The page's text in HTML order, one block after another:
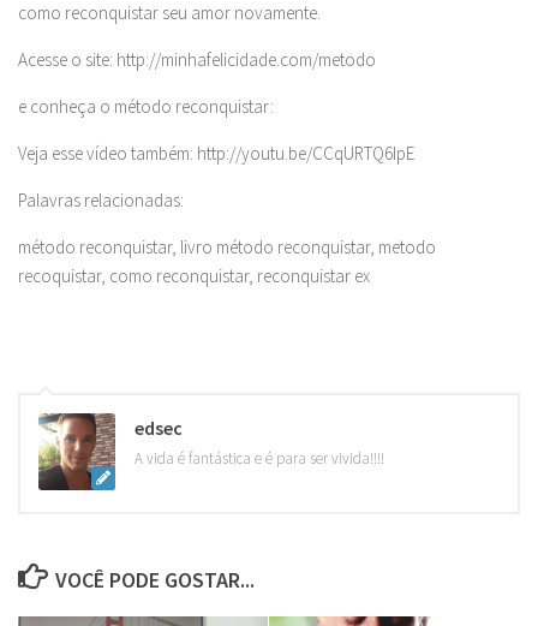
como reconquistar seu amor novamente.
Acesse o site: http://minhafelicidade.com/metodo
e conheça o método reconquistar:
Veja esse vídeo também: http://youtu.be/CCqURTQ6IpE
Palavras relacionadas:
método reconquistar, livro método reconquistar, metodo
recoquistar, como reconquistar, reconquistar ex
edsec
A vida é fantástica e é para ser vivida!!!!
VOCÊ PODE GOSTAR...